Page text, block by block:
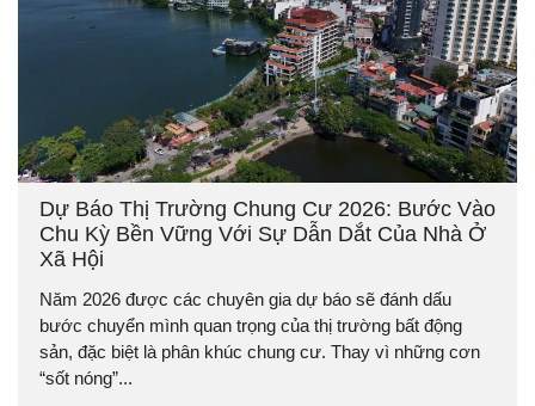
Dự Báo Thị Trường Chung Cư 2026: Bước Vào
Chu Kỳ Bền Vững Với Sự Dẫn Dắt Của Nhà Ở
Xã Hội
Năm 2026 được các chuyên gia dự báo sẽ đánh dấu
bước chuyển mình quan trọng của thị trường bất động
sản, đặc biệt là phân khúc chung cư. Thay vì những cơn
“sốt nóng”...